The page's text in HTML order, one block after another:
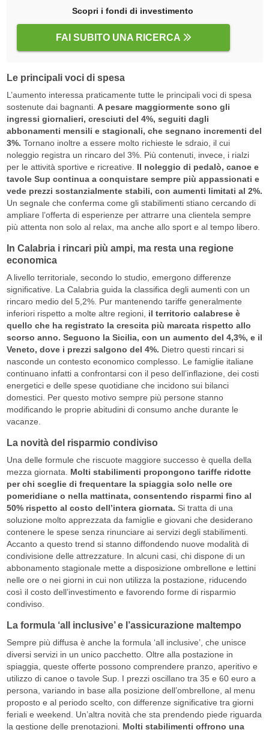
Scopri i fondi di investimento
FAI SUBITO UNA RICERCA
Le principali voci di spesa
L’aumento interessa praticamente tutte le principali voci di spesa
sostenute dai bagnanti. A pesare maggiormente sono gli
ingressi giornalieri, cresciuti del 4%, seguiti dagli
abbonamenti mensili e stagionali, che segnano incrementi del
3%. Tornano inoltre a essere molto richieste le sdraio, il cui
noleggio registra un rincaro del 3%. Più contenuti, invece, i rialzi
per le attività sportive e ricreative. Il noleggio di pedalò, canoe e
tavole Sup continua a conquistare sempre più appassionati e
vede prezzi sostanzialmente stabili, con aumenti limitati al 2%.
Un segnale che conferma come gli stabilimenti stiano cercando di
ampliare l’offerta di esperienze per attrarre una clientela sempre
più attenta non solo al relax, ma anche allo sport e al tempo libero.
In Calabria i rincari più ampi, ma resta una regione
economica
A livello territoriale, secondo lo studio, emergono differenze
significative. La Calabria guida la classifica degli aumenti con un
rincaro medio del 5,2%. Pur mantenendo tariffe generalmente
inferiori rispetto a molte altre regioni, il territorio calabrese è
quello che ha registrato la crescita più marcata rispetto allo
scorso anno. Seguono la Sicilia, con un aumento del 4,3%, e il
Veneto, dove i prezzi salgono del 4%. Dietro questi rincari si
nasconde un contesto economico complesso. Le famiglie italiane
continuano infatti a confrontarsi con il peso dell’inflazione, dei costi
energetici e delle spese quotidiane che incidono sui bilanci
domestici. Per questo motivo sempre più persone stanno
modificando le proprie abitudini di consumo anche durante le
vacanze.
La novità del risparmio condiviso
Una delle formule che riscuote maggiore successo è quella della
mezza giornata. Molti stabilimenti propongono tariffe ridotte
per chi sceglie di frequentare la spiaggia solo nelle ore
pomeridiane o nella mattinata, consentendo risparmi fino al
50% rispetto al costo dell’intera giornata. Si tratta di una
soluzione molto apprezzata da famiglie e giovani che desiderano
contenere le spese senza rinunciare ai servizi degli stabilimenti.
Accanto a questo trend si stanno diffondendo nuove modalità di
condivisione delle attrezzature. In alcuni casi, chi dispone di un
abbonamento stagionale mette a disposizione ombrellone e lettini
nelle ore o nei giorni in cui non utilizza la postazione, riducendo
così il costo dell’investimento e favorendo forme di risparmio
condiviso.
La formula ‘all inclusive’ e l’assicurazione maltempo
Sempre più diffusa è anche la formula ‘all inclusive’, che unisce
diversi servizi in un unico pacchetto. Oltre alla postazione in
spiaggia, queste offerte possono comprendere pranzo, aperitivo e
utilizzo di canoe o tavole Sup. I prezzi oscillano tra 35 e 60 euro a
persona, variando in base alla posizione dell’ombrellone, al menu
proposto e al periodo scelto, con differenze significative tra giorni
feriali e weekend. Un’altra novità che sta prendendo piede riguarda
la gestione delle prenotazioni. Molti stabilimenti offrono una